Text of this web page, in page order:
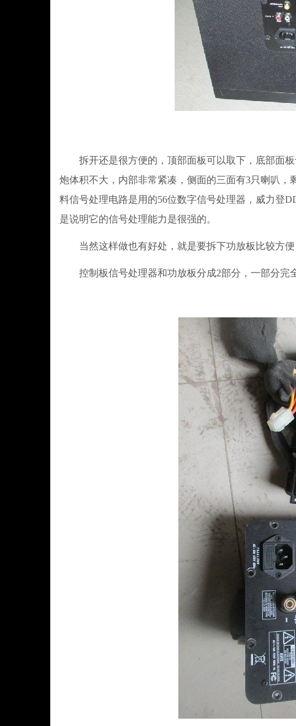
拆开还是很方便的，顶部面板可以取下，底部面板
炮体积不大，内部非常紧凑，侧面的三面有3只喇叭
料信号处理电路是用的56位数字信号处理器，威力登
是说明它的信号处理能力是很强的。
当然这样做也有好处，就是要拆下功放板比较方便
控制板信号处理器和功放板分成2部分，一部分完